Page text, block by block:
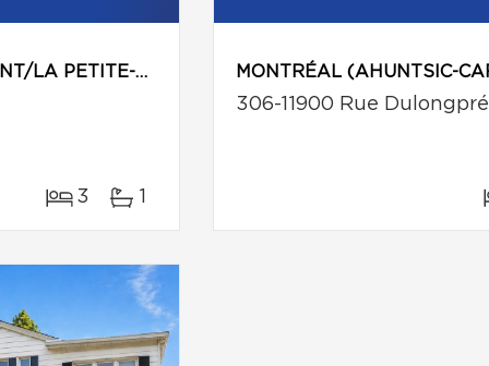
MONTRÉAL (ROSEMONT/LA PETITE-PATRIE)
3 1
306-11900 Rue Dulongpré